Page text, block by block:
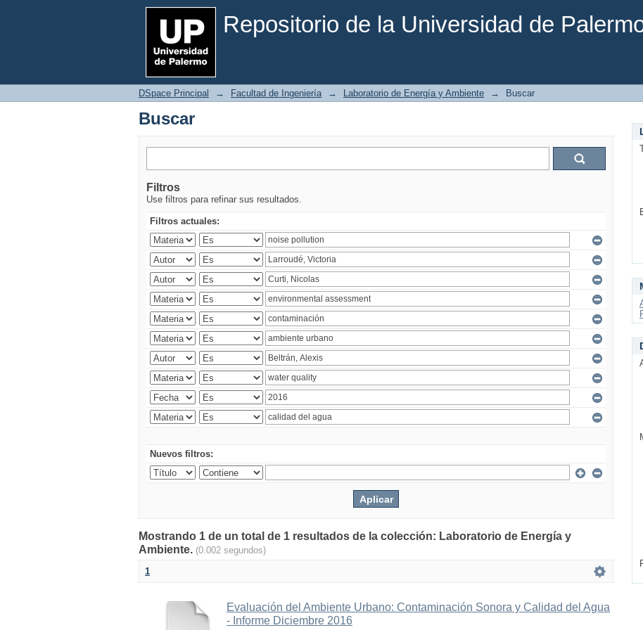
Repositorio de la Universidad de
Buscar
DSpace Principal → Facultad de Ingeniería → Laboratorio de Energía y Ambiente → Buscar
Buscar
Filtros
Use filtros para refinar sus resultados.
Filtros actuales:
Nuevos filtros:
Mostrando 1 de un total de 1 resultados de la colección: Laboratorio de Energía y
Ambiente. (0.002 segundos)
1
Evaluación del Ambiente Urbano: Contaminación Sonora y Calidad del Agua
- Informe Diciembre 2016